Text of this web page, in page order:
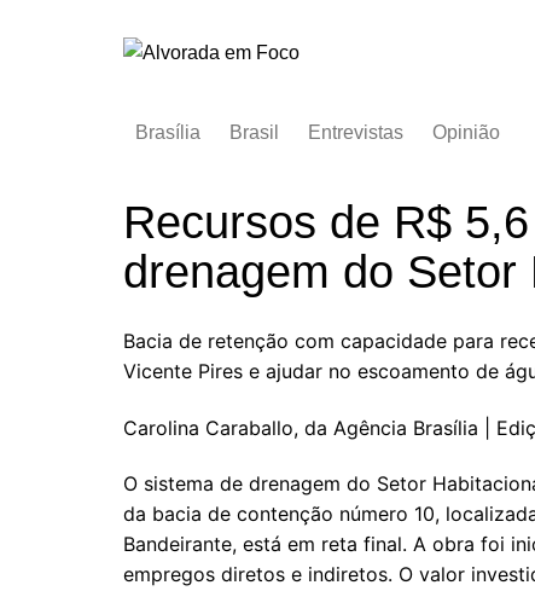
Brasília
Brasil Entrevistas Opinião
Recursos de R$
drenagem do Setor
Bacia de retenção com capacidade para
Vicente Pires e ajudar no escoamento de
Carolina Caraballo, da Agência Brasília |
O sistema de drenagem do Setor
da bacia de contenção número 10,
Bandeirante, está em reta final. A obra foi
empregos diretos e indiretos. O valor